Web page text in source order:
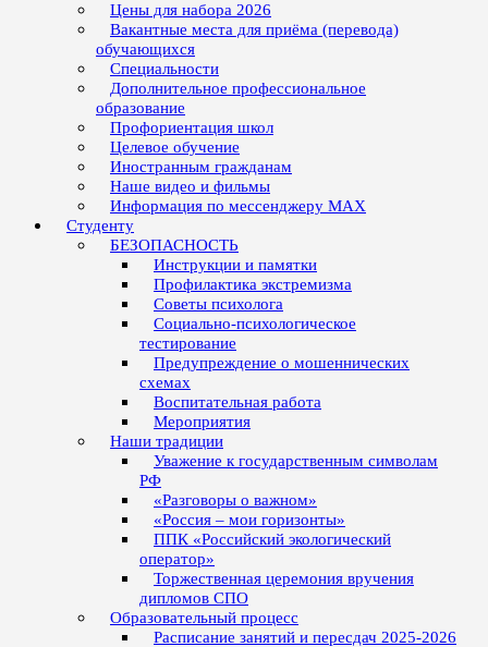
Цены для набора 2026
Вакантные места для приёма (перевода)
обучающихся
Специальности
Дополнительное профессиональное
образование
Профориентация школ
Целевое обучение
Иностранным гражданам
Наше видео и фильмы
Информация по мессенджеру MAX
Студенту
БЕЗОПАСНОСТЬ
Инструкции и памятки
Профилактика экстремизма
Советы психолога
Социально-психологическое
тестирование
Предупреждение о мошеннических
схемах
Воспитательная работа
Мероприятия
Наши традиции
Уважение к государственным символам
РФ
«Разговоры о важном»
«Россия – мои горизонты»
ППК «Российский экологический
оператор»
Торжественная церемония вручения
дипломов СПО
Образовательный процесс
Расписание занятий и пересдач 2025-2026